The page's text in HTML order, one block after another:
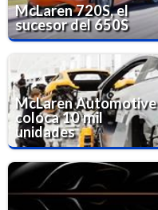
McLaren 720S, el
sucesor del 650S
McLaren Automotive
coloca 10 mil
unidades